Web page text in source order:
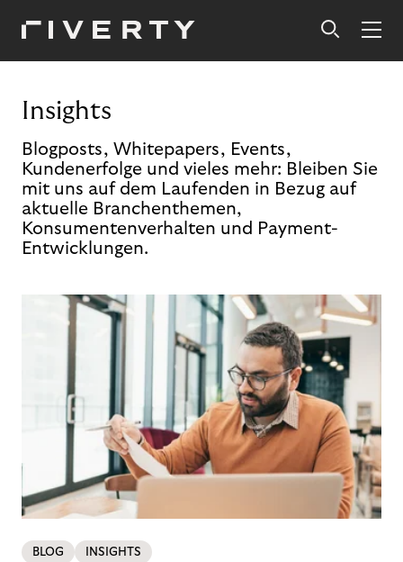
Insights
Blogposts, Whitepapers, Events,
Kundenerfolge und vieles mehr: Bleiben Sie
mit uns auf dem Laufenden in Bezug auf
aktuelle Branchenthemen,
Konsumentenverhalten und Payment-
Entwicklungen.
BLOG INSIGHTS